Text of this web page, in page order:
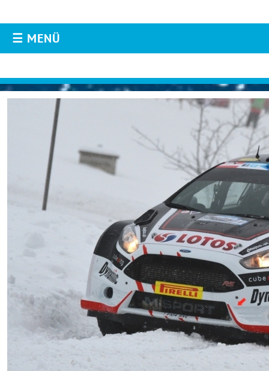
☰ MENÜ
Aktuelles
Live-Resultate
Jännerrallye APP
Livestream
Instagram
Twitter
Facebook
Downloads
Regional Rallye Cup
Nennung
Nennliste
Zeitplan